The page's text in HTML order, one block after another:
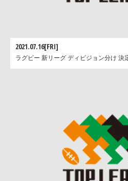
2021.07.16[FRI]
ラグビー 新リーグ ディビジョン分け 決